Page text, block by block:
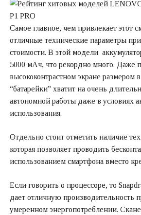
Самое главное, чем привлекает этот
отличные технические параметры
стоимости. В этой модели
5000 мАч, что рекордно много. Даже
высококонтрастном экране размером
“батарейки” хватит на очень
автономной работы даже в условиях
использования.
Отдельно стоит отметить наличие
которая позволяет проводить
использованием смартфона вместо
Если говорить о процессоре, то
дает отличную производительность
умеренном энергопотреблении.